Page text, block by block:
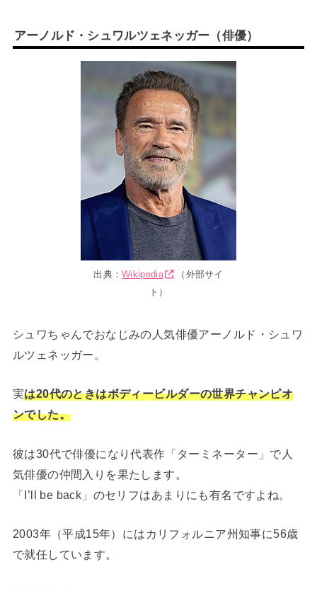
アーノルド・シュワルツェネッガー（俳優）
出典：Wikipedia
（外部サイ
ト）
シュワちゃんでおなじみの人気俳優アーノルド・シュワ
ルツェネッガー。
実は20代のときはボディービルダーの世界チャンピオ
ンでした。
彼は30代で俳優になり代表作「ターミネーター」で人
気俳優の仲間入りを果たします。
「I’ll be back」のセリフはあまりにも有名ですよね。
2003年（平成15年）にはカリフォルニア州知事に56歳
で就任しています。